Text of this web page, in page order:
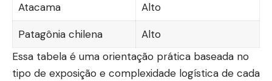
Atacama Alto
Patagônia chilena
Alto
Essa tabela é uma orientação prática baseada no
tipo de exposição e complexidade logística de cada